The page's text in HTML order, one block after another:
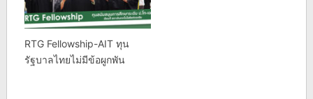
RTG Fellowship-AIT ทุน
รัฐบาลไทยไม่มีข้อผูกพัน